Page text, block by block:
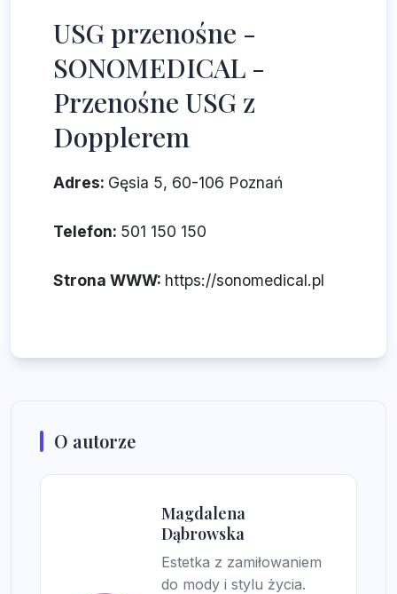
USG przenośne -
SONOMEDICAL -
Przenośne USG z
Dopplerem
Adres: Gęsia 5, 60-106 Poznań
Telefon: 501 150 150
Strona WWW: https://sonomedical.pl
O autorze
Magdalena
Dąbrowska
Estetka z zamiłowaniem
do mody i stylu życia.